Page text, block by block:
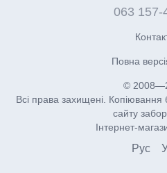
063 157-
Повна
©
Всі права захищені. Копіювання
сайту
Інтернет-
Рус